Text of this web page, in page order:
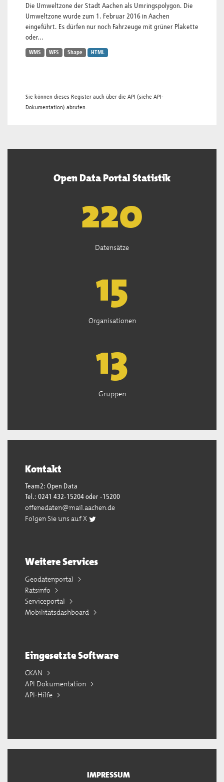
Die Umweltzone der Stadt Aachen als Umringspolygon. Die
Umweltzone wurde zum 1. Februar 2016 in Aachen
eingeführt. Es dürfen nur noch Fahrzeuge mit grüner Plakette
oder...
WMS WFS Shape HTML
Sie können dieses Register auch über die API (siehe API-
Dokumentation) abrufen.
Open Data Portal Statistik
222
Datensätze
15
Organisationen
13
Gruppen
Kontakt
Team2: Open Data
Tel.: 0241 432-15204 oder -15200
offenedaten@mail.aachen.de
Folgen Sie uns auf X
Weitere Services
Geodatenportal
Ratsinfo
Serviceportal
Mobilitätsdashboard
Eingesetzte Software
CKAN
API Dokumentation
API-Hilfe
IMPRESSUM